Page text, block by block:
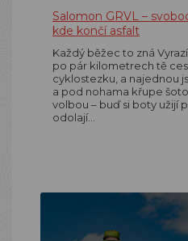
Salomon GRVL –
kde končí asfalt
Každý běžec to zná
po pár kilometrech tě
cyklostezku, a najednou
a pod nohama křupe
volbou – buď si boty užijí
odolají…